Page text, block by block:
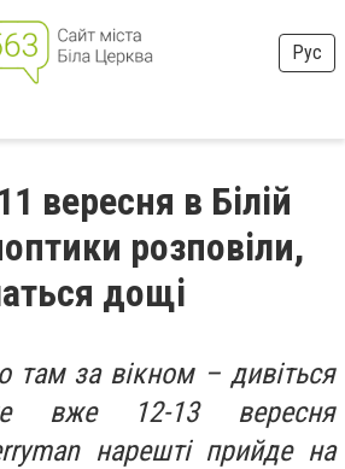
Рус
вересня в Білій
розповіли,
дощі
там за вікном – дивіться
вже 12-13 вересня
нарешті прийде на